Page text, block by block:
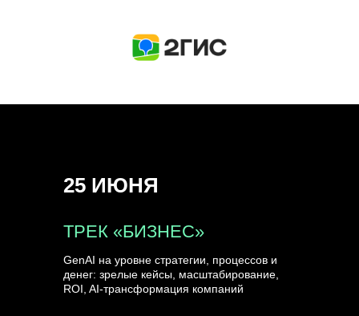
ТРЕК «БИЗНЕС»
GenAI на уровне стратегии, процессов и
денег: зрелые кейсы, масштабирование,
ROI, AI-трансформация компаний
25 ИЮНЯ